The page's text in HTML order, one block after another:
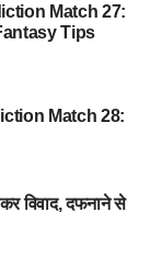
Match 27:
Tips
Match 28:
विवाद, दफनाने से